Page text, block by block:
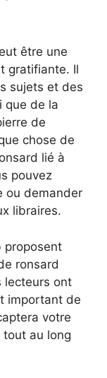
être une
gratifiante. Il
sujets et des
que de la
de
chose de
lié à
pouvez
ou demander
libraires.
proposent
ronsard
lecteurs ont
important de
votre
au long